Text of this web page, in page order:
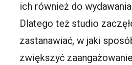
ich również do
Dlatego też studio
zastanawiać, w jaki
zwiększyć